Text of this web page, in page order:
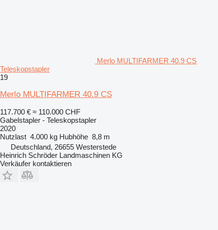
Merlo MULTIFARMER 40.9 CS
Teleskopstapler
19
Merlo MULTIFARMER 40.9 CS
117.700 € ≈ 110.000 CHF
Gabelstapler - Teleskopstapler
2020
Nutzlast 4.000 kg Hubhöhe 8,8 m
Deutschland, 26655 Westerstede
Heinrich Schröder Landmaschinen KG
Verkäufer kontaktieren